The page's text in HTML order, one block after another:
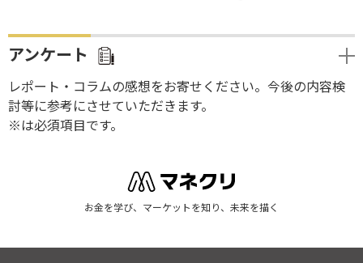
アンケート
レポート・コラムの感想をお寄せください。今後の内容検
討等に参考にさせていただきます。
※は必須項目です。
お金を学び、マーケットを知り、未来を描く